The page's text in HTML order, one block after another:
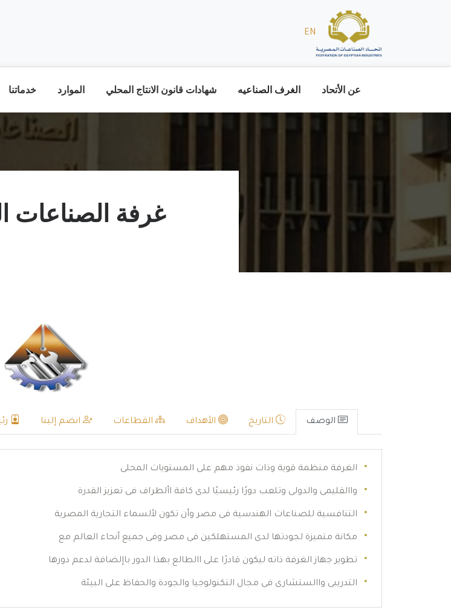
EN
عن الأتحاد الغرف الصناعيه شهادات قانون الانتاج المحلي الموارد خدماتنا
غرفة الصناعات
الوصف التاريخ الأهداف القطاعات انضم إلينا
الغرفة منظمة قوية وذات نفوذ مهم على المستويات المحلى
واالقليمى والدولى وتلعب دورًا رئيسيًا لدى كافة األطراف فى تعزيز القدرة
التنافسية للصناعات الهندسية فى مصر وأن تكون لألسماء التجارية المصرية
مكانة متميزة لجودتها لدى المستهلكين فى مصر وفى جميع أنحاء العالم مع
تطوير جهاز الغرفة ذاته ليكون قادرًا على االطالع بهذا الدور باإلضافة لدعم دورها
التدريبى واالستشارى فى مجال التكنولوجيا والجودة والحفاظ على البيئة